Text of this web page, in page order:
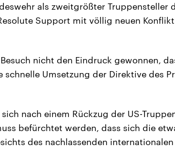
als zweitgrößter Truppensteller
Support mit völlig neuen
nicht den Eindruck gewonnen,
Umsetzung der Direktive des
nach einem Rückzug der US-
befürchtet werden, dass sich die
des nachlassenden